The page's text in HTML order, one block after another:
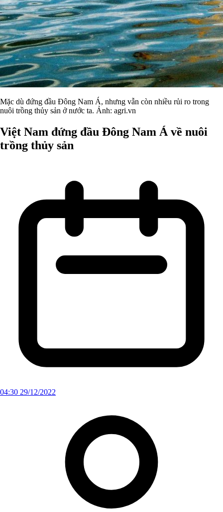
Mặc dù đứng đầu Đông Nam Á, nhưng vẫn còn nhiều rủi ro trong
nuôi trồng thủy sản ở nước ta. Ảnh: agri.vn
Việt Nam đứng đầu Đông Nam Á về nuôi
trồng thủy sản
04:30 29/12/2022